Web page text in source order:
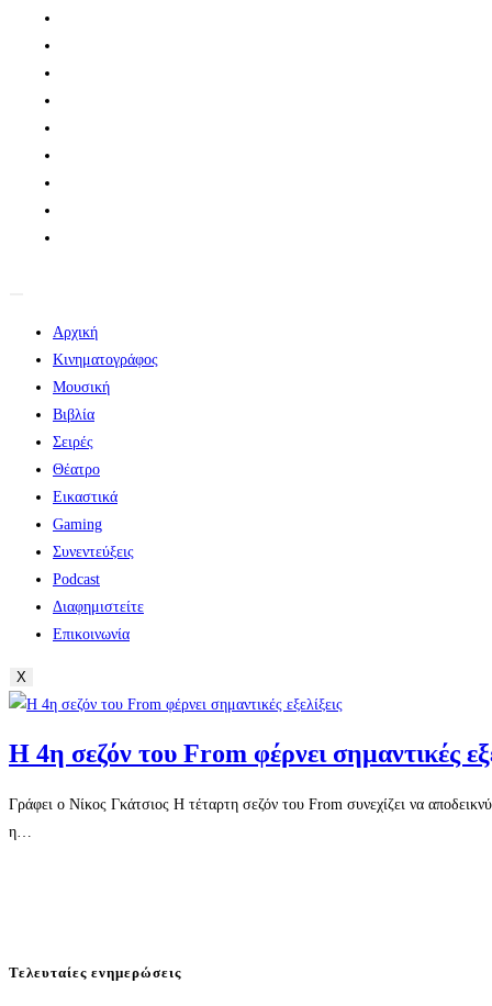
Αρχική
Κινηματογράφος
Μουσική
Βιβλία
Σειρές
Θέατρο
Εικαστικά
Gaming
Συνεντεύξεις
Podcast
Διαφημιστείτε
Επικοινωνία
X
Η 4η σεζόν του From φέρνει σημαντικές
Γράφει ο Νίκος Γκάτσιος Η τέταρτη σεζόν του From συνεχίζει να
η…
Τελευταίες ενημερώσεις